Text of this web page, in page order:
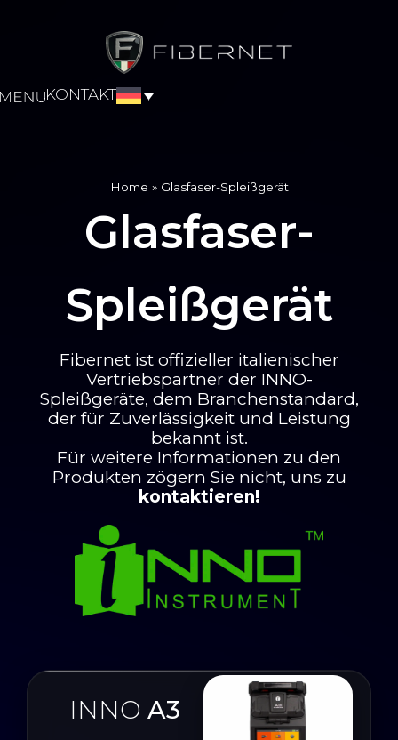
KONTAKT
Home » Glasfaser-Spleißgerät
Glasfaser-
Spleißgerät
Fibernet ist offizieller italienischer
Vertriebspartner der INNO-
Spleißgeräte, dem Branchenstandard,
der für Zuverlässigkeit und Leistung
bekannt ist.
Für weitere Informationen zu den
Produkten zögern Sie nicht, uns zu
kontaktieren!
INNO A3